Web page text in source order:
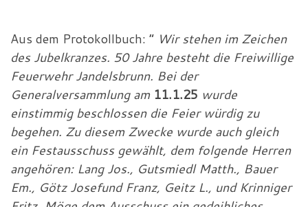
Aus dem Protokollbuch: “ Wir stehen im Zeichen
des Jubelkranzes. 50 Jahre besteht die Freiwillige
Feuerwehr Jandelsbrunn. Bei der
Generalversammlung am 11.1.25 wurde
einstimmig beschlossen die Feier würdig zu
begehen. Zu diesem Zwecke wurde auch gleich
ein Festausschuss gewählt, dem folgende Herren
angehören: Lang Jos., Gutsmiedl Matth., Bauer
Em., Götz Josefund Franz, Geitz L., und Krinniger